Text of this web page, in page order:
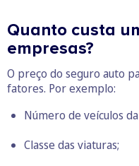
Quanto custa
empresas?
O preço do seguro auto
fatores. Por exemplo:
Número de veículos
Classe das viaturas;